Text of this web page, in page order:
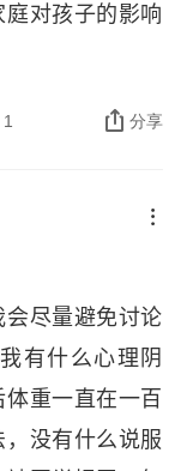
对孩子的影响
分享
尽量避免讨论
有什么心理阴
重一直在一百
没有什么说服